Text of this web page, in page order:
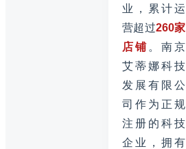
业，累计运
营超过260家
店铺 。南京
艾蒂娜科技
发展有限公
司作为正规
注册的科技
企业，拥有